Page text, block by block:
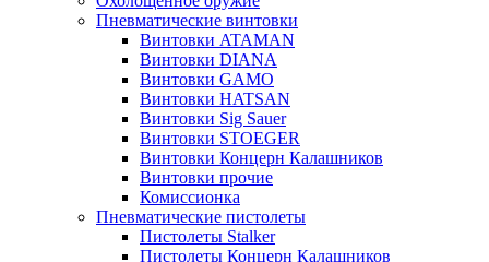
Пневматические винтовки
Винтовки ATAMAN
Винтовки DIANA
Винтовки GAMO
Винтовки HATSAN
Винтовки Sig Sauer
Винтовки STOEGER
Винтовки Концерн Калашников
Винтовки прочие
Комиссионка
Пневматические пистолеты
Пистолеты Stalker
Пистолеты Концерн Калашников